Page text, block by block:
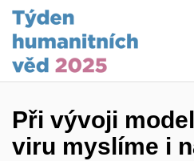
Při vývoji
viru myslíme i